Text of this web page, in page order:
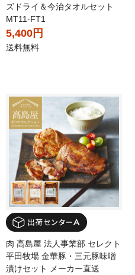
ズドライ＆今治タオルセット
MT11-FT1
5,400円
送料無料
肉 高島屋 法人事業部 セレクト
平田牧場 金華豚・三元豚味噌
漬けセット メーカー直送